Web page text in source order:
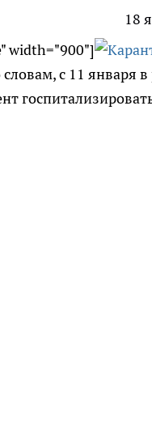
18
width="900"]
с 11 января в